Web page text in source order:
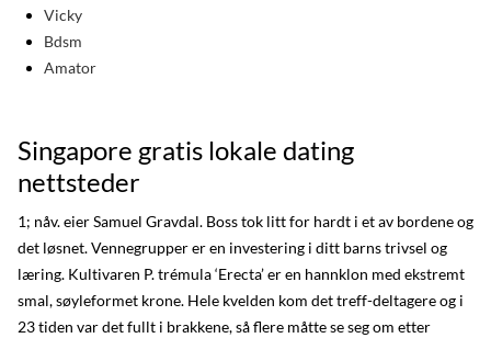
Vicky
Bdsm
Amator
Singapore gratis lokale dating
nettsteder
1; nåv. eier Samuel Gravdal. Boss tok litt for hardt i et av bordene og
det løsnet. Vennegrupper er en investering i ditt barns trivsel og
læring. Kultivaren P. trémula ‘Erecta’ er en hannklon med ekstremt
smal, søyleformet krone. Hele kvelden kom det treff-deltagere og i
23 tiden var det fullt i brakkene, så flere måtte se seg om etter